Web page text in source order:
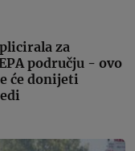
za
području - ovo
će donijeti